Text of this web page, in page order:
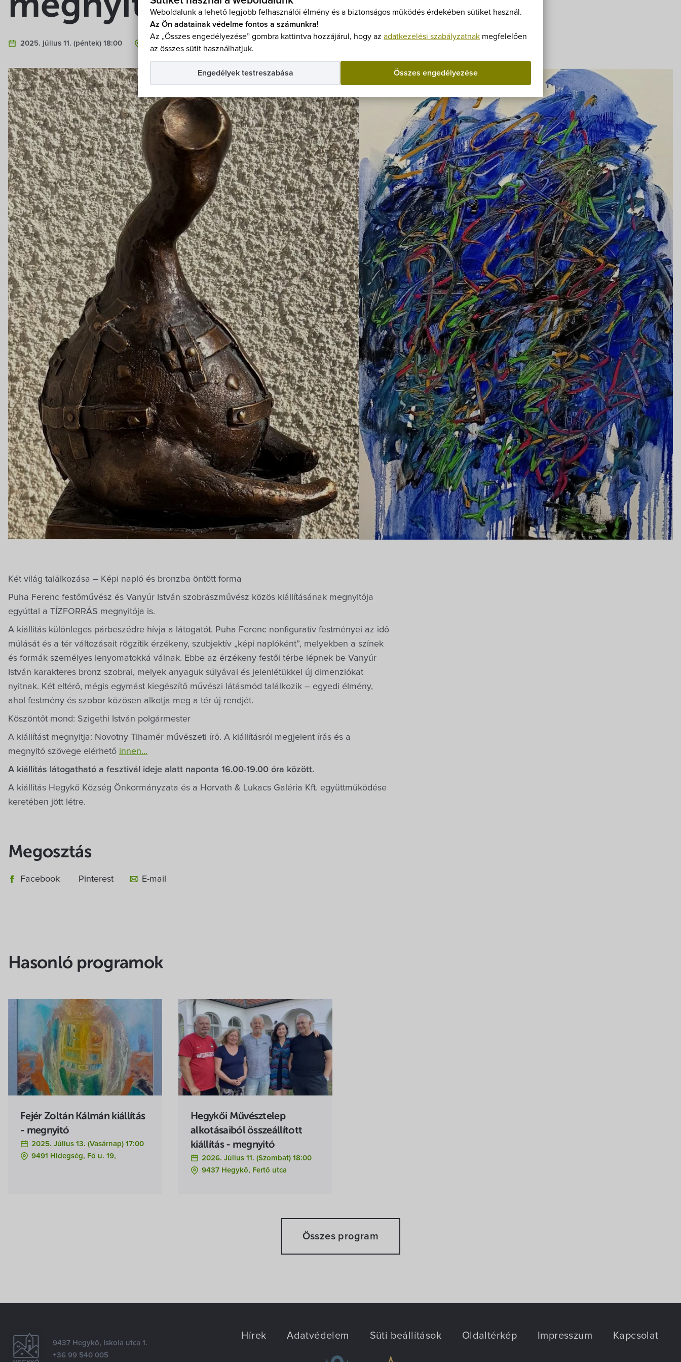
Weboldalunk a lehető legjobb felhasználói élmény és a biztonságos működés érdekében sütiket használ.
Az Ön adatainak védelme fontos a számunkra!
Az „Összes engedélyezése” gombra kattintva hozzájárul, hogy az adatkezelési szabályzatnak megfelelően
az összes sütit használhatjuk.
Összes engedélyezése
Engedélyek testreszabása Dokumentumok
megnyitója
2025. július 11. (péntek) 18:00 Öreg iskola 9437 Hegykő, Fertő utca
Két világ találkozása – Képi napló és bronzba öntött forma
Puha Ferenc festőművész és Vanyúr István szobrászművész közös kiállításának megnyitója
egyúttal a TÍZFORRÁS megnyitója is.
A kiállítás különleges párbeszédre hívja a látogatót. Puha Ferenc nonfiguratív festményei az idő
múlását és a tér változásait rögzítik érzékeny, szubjektív „képi naplóként”, melyekben a színek
és formák személyes lenyomatokká válnak. Ebbe az érzékeny festői térbe lépnek be Vanyúr
István karakteres bronz szobrai, melyek anyaguk súlyával és jelenlétükkel új dimenziókat
nyitnak. Két eltérő, mégis egymást kiegészítő művészi látásmód találkozik – egyedi élmény,
ahol festmény és szobor közösen alkotja meg a tér új rendjét.
Köszöntőt mond: Szigethi István polgármester
A kiállítást megnyitja: Novotny Tihamér művészeti író. A kiállításról megjelent írás és a
megnyitó szövege elérhető innen…
A kiállítás látogatható a fesztivál ideje alatt naponta 16.00-19.00 óra között.
A kiállítás Hegykő Község Önkormányzata és a Horvath & Lukacs Galéria Kft. együttműködése
keretében jött létre.
Megosztás
Facebook Pinterest E-mail
Hasonló programok
Fejér Zoltán Kálmán kiállítás
- megnyitó
2025. Július 13. (vasárnap) 17:00
9491 Hidegség, Fő u. 19,
Hegykői Művésztelep
alkotásaiból összeállított
kiállítás - megnyitó
2026. Július 11. (szombat) 18:00
9437 Hegykő, Fertő utca
Összes program
9437 Hegykő, Iskola utca 1.
+36 99 540 005
Hírek Adatvédelem Süti beállítások Oldaltérkép Impresszum Kapcsolat